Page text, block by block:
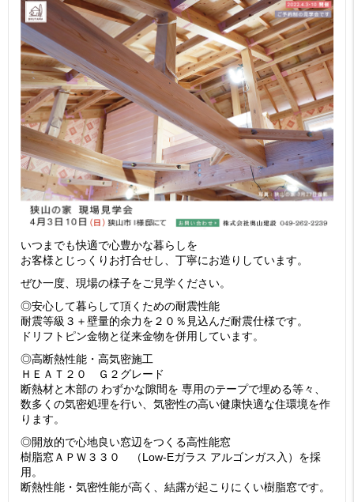
いつまでも快適で心豊かな暮らしを
お客様とじっくりお打合せし、丁寧にお造りしています。
ぜひ一度、現場の様子をご見学ください。
◎安心して暮らして頂くための耐震性能
耐震等級３＋壁量的余力を２０％見込んだ耐震仕様です。
ドリフトピン金物と従来金物を併用しています。
◎高断熱性能・高気密施工
ＨＥＡＴ２０ Ｇ２グレード
断熱材と木部の わずかな隙間を 専用のテープで埋める等々、
数多くの気密処理を行い、気密性の高い健康快適な住環境を作
ります。
◎開放的で心地良い窓辺をつくる高性能窓
樹脂窓ＡＰＷ３３０ （Low-Eガラス アルゴンガス入）を採
用。
断熱性能・気密性能が高く、結露が起こりにくい樹脂窓です。